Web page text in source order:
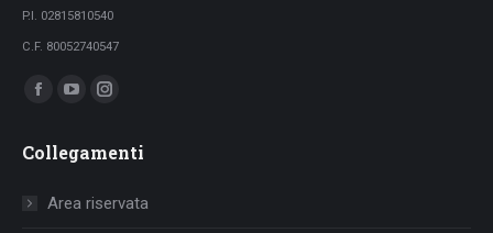
P.I. 02815810540
C.F. 80052740547
Ci puoi trovare su:
Facebook
opens
YouTube
opens
Instagram
opens
Collegamenti
Area riservata